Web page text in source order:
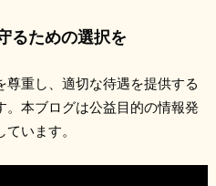
るための選択を
重し、適切な待遇を提供する
本ブログは公益目的の情報発
います。